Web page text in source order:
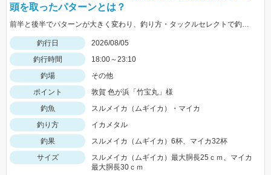
頭を取ったパターンとは？
前半と後半でパターンが大きく変わり、釣り方・タックルセレクトで釣果に差が出た日でした。最近の傾向としてケイムラ系カラーは必須ですので必ず持って行ってください。
釣行日
2026/08/05
釣行時間
18:00～23:10
釣場
その他
ポイント
敦賀 色が浜「竹宝丸」様
釣魚
スルメイカ（ムギイカ）・マイカ
釣り方
イカメタル
釣果
スルメイカ（ムギイカ）6杯、マイカ32杯
サイズ
スルメイカ（ムギイカ）最大胴長25ｃｍ、マイカ
最大胴長30ｃｍ